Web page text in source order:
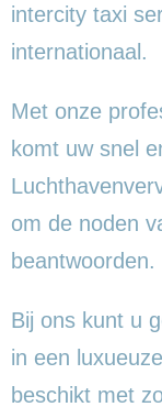
intercity taxi
internationaal.
Met onze
komt uw snel
om de noden
beantwoorden.
Bij ons kunt u
in een
beschikt met